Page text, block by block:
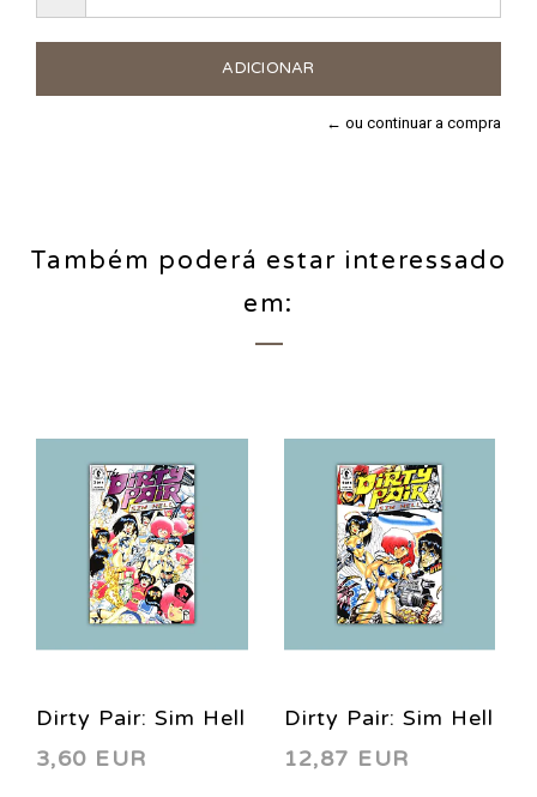
← ou continuar a compra
Também poderá estar interessado
em:
Dirty Pair: Sim Hell
3 1993
3,60 EUR
Dirty Pair: Sim Hell
(complete limited
12,87 EUR